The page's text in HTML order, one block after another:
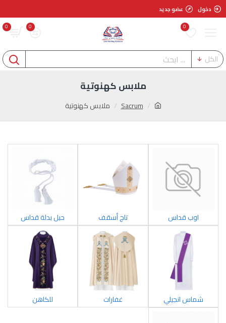
دخول عضو جديد
0
0
0
الكل
Sacrum ملابس كهنوتية
ملابس كهنوتية
اوب قداس تاج أسقف حبل بدلة قداس
شماس انجيلي غفارات للكاهن